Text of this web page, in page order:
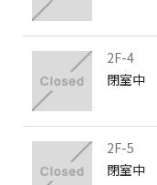
2F-4
閉室中
2F-5
閉室中